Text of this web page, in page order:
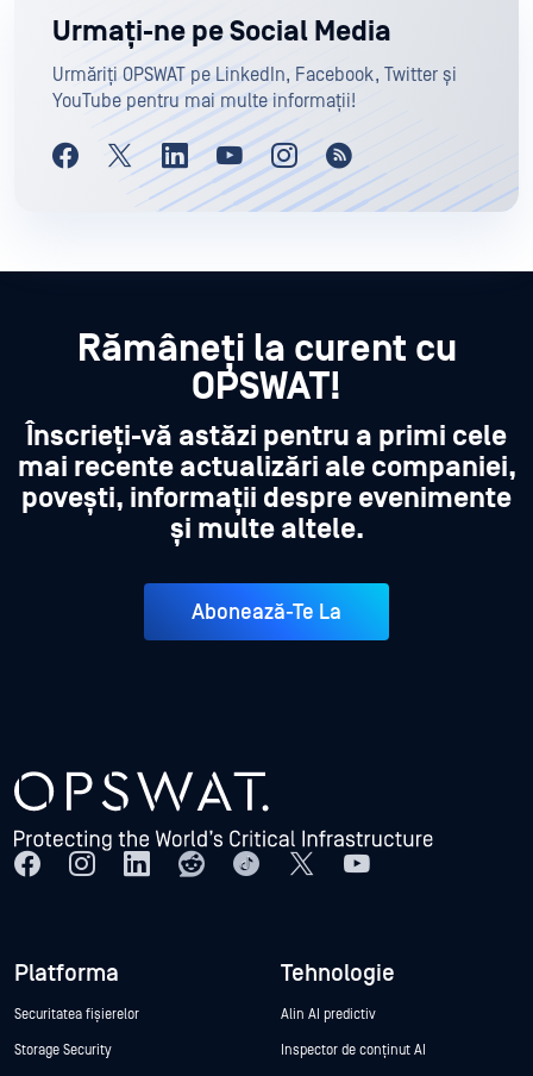
Urmați-ne pe Social Media
Urmăriți OPSWAT pe LinkedIn, Facebook, Twitter și
YouTube pentru mai multe informații!
Rămâneți la curent cu
OPSWAT!
Înscrieți-vă astăzi pentru a primi cele
mai recente actualizări ale companiei,
povești, informații despre evenimente
și multe altele.
Abonează-Te La
Platforma
Securitatea fișierelor
Storage Security
Tehnologie
Alin AI predictiv
Inspector de conținut AI